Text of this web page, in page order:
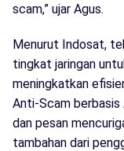
scam,” ujar Agus.
Menurut Indosat,
tingkat jaringan
meningkatkan
Anti-Scam berbasis
dan pesan
tambahan dari